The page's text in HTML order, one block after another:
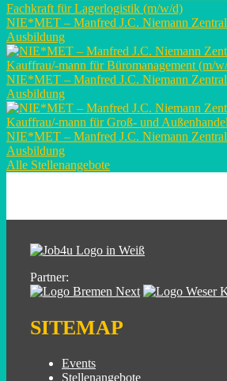
Fachkraft für Lagerlogistik (m/w/d)
NIE*MET – Manfred J.C. Niemann
Ausbildung
Kauffrau/-mann für Büromanagement (m/
NIE*MET – Manfred J.C. Niemann
Ausbildung
Kauffrau/-mann für Groß- und
NIE*MET – Manfred J.C. Niemann
Ausbildung
Alle Stellenangebote
Partner:
SITEMAP
Events
Stellenangebote